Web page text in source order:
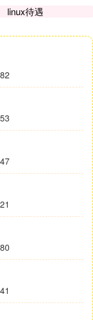
：
更改密碼功能
證信息發送給
並困給了不支
未用支持的類
中選擇的多種類
linux待遇